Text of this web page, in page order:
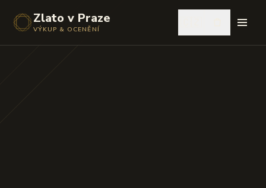
Zlato v Praze
VÝKUP & OCENĚNÍ